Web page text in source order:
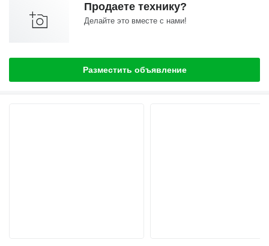
Продаете технику?
Делайте это вместе с нами!
Разместить объявление